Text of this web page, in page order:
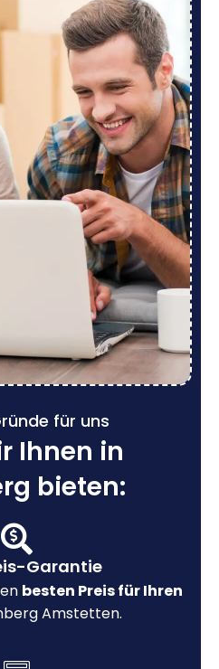
für uns
Ihnen in
bieten:
Garantie
besten Preis für Ihren
Amstetten.